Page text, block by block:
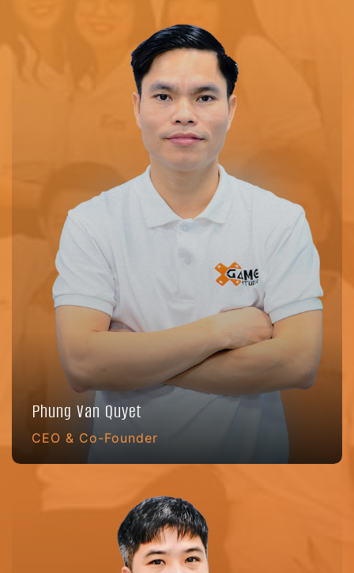
Phung Van Quyet
CEO & Co-Founder